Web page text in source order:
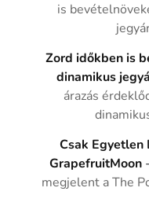
is
Zord időkben is
dinamikus
árazás
Csak Egyetlen
GrapefruitMoon -
megjelent a The